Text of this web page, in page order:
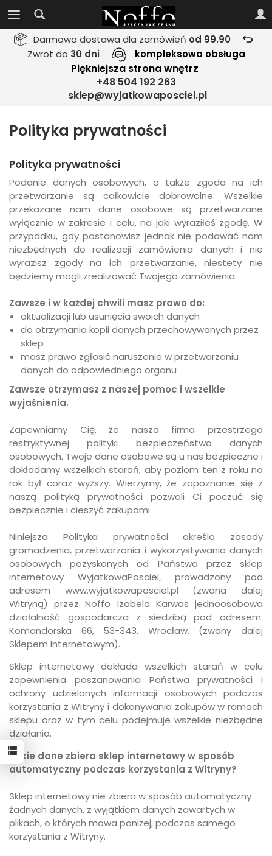
Darmowa dostawa dla zamówień od 99.90
Zwrot do 30 dni kompleksowa obsługa
Piękniejsza strona wnętrz
+48 504 192 263
sklep@wyjatkowaposciel.pl
Polityka prywatności
Polityka prywatności
Podanie danych osobowych, a także zgoda na ich
przetwarzanie są całkowicie dobrowolne. Wszelkie
przekazane nam dane osobowe są przetwarzane
wyłącznie w zakresie i celu, na jaki wyraziłeś zgodę. W
przypadku, gdy postanowisz jednak nie podawać nam
niezbędnych do realizacji zamówienia danych i nie
wyrazisz zgody na ich przetwarzanie, niestety nie
będziemy mogli zrealizować Twojego zamówienia.
Zawsze i w każdej chwili masz prawo do:
aktualizacji lub usunięcia swoich danych
do otrzymania kopii danych przechowywanych przez
sklep
masz prawo zgłosić naruszenie w przetwarzaniu
danych do odpowiedniego organu
Zawsze otrzymasz z naszej pomoc i wszelkie
wyjaśnienia.
Zapewniamy Cię, że nasza firma przestrzega
restryktywnej polityki bezpieczeństwa danych
osobowych. Twoje dane osobowe są u nas bezpieczne i
dokładamy wszelkich starań, aby poziom ten z roku na
rok był coraz wyższy. Wierzymy, że zapoznanie się z
naszą polityką prywatności pozwoli Ci poczuć się
bezpiecznie i cieszyć zakupami.
Niniejsza Polityka prywatności określa zasady
gromadzenia, przetwarzania i wykorzystywania danych
osobowych pozyskanych od Państwa przez sklep
internetowy WyjatkowaPosciel, prowadzony pod
adresem www.wyjatkowaposciel.pl (zwana dalej
Witryną) przez Noffo Izabela Karwas jednoosobowa
działalność gospodarcza z siedzibą pod adresem:
Komandorska 66, 53-343, Wrocław, (zwany dalej
Sklepem Internetowym).
Sklep internetowy dokłada wszelkich starań w celu
zapewnienia poszanowania Państwa prywatności i
ochrony udzielonych informacji osobowych podczas
korzystania z Witryny i dokonywania zakupów w ramach
sklepu oraz w tym celu podejmuje wszelkie niezbędne
działania.
Jakie dane zbiera sklep internetowy w sposób
automatyczny podczas korzystania z Witryny?
Sklep internetowy nie zbiera w sposób automatyczny
żadnych danych, z wyjątkiem danych zawartych w
plikach, o których mowa poniżej, podczas samego
korzystania z Witryny.